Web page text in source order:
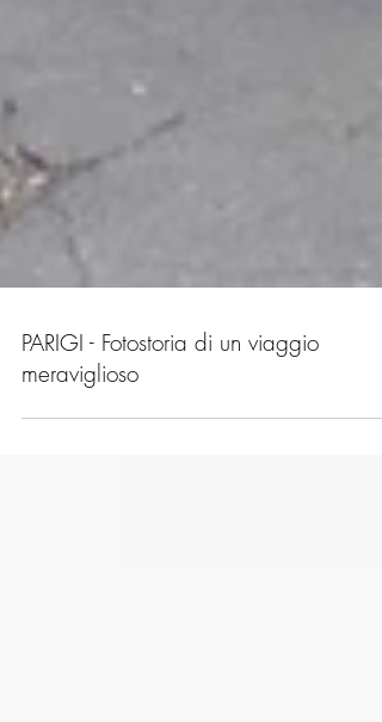
PARIGI - Fotostoria di un viaggio
meraviglioso